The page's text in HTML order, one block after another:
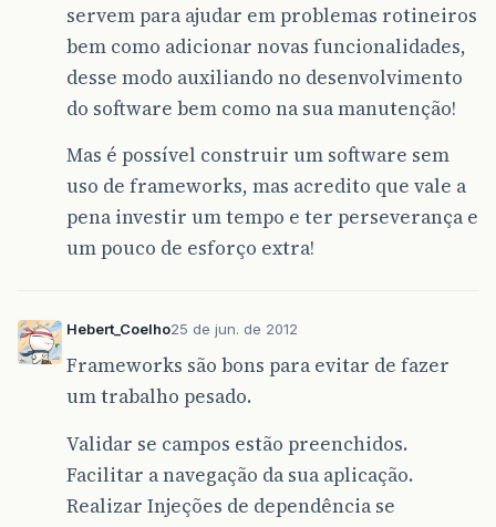
servem para ajudar em problemas rotineiros
bem como adicionar novas funcionalidades,
desse modo auxiliando no desenvolvimento
do software bem como na sua manutenção!
Mas é possível construir um software sem
uso de frameworks, mas acredito que vale a
pena investir um tempo e ter perseverança e
um pouco de esforço extra!
Hebert_Coelho25 de jun. de 2012
Frameworks são bons para evitar de fazer
um trabalho pesado.
Validar se campos estão preenchidos.
Facilitar a navegação da sua aplicação.
Realizar Injeções de dependência se